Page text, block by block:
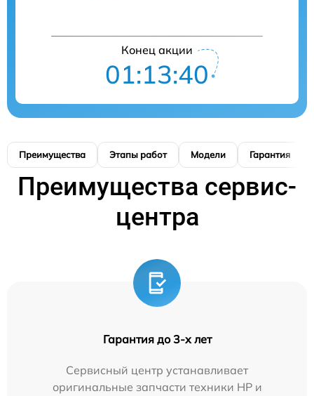
Конец акции
01:13:38
Преимущества Этапы работ Модели Гарантия
Преимущества сервис-
центра
Гарантия до 3-х лет
Сервисный центр устанавливает
оригинальные запчасти техники HP и